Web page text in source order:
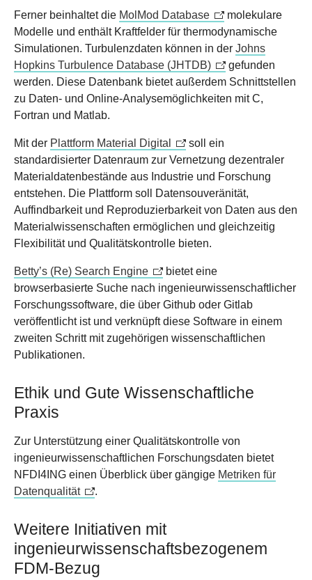
Ferner beinhaltet die MolMod Database
molekulare
Modelle und enthält Kraftfelder für thermodynamische
Simulationen. Turbulenzdaten können in der Johns
Hopkins Turbulence Database (JHTDB)
gefunden
werden. Diese Datenbank bietet außerdem Schnittstellen
zu Daten- und Online-Analysemöglichkeiten mit C,
Fortran und Matlab.
Mit der Plattform Material Digital
soll ein
standardisierter Datenraum zur Vernetzung dezentraler
Materialdatenbestände aus Industrie und Forschung
entstehen. Die Plattform soll Datensouveränität,
Auffindbarkeit und Reproduzierbarkeit von Daten aus den
Materialwissenschaften ermöglichen und gleichzeitig
Flexibilität und Qualitätskontrolle bieten.
Betty’s (Re) Search Engine
bietet eine
browserbasierte Suche nach ingenieurwissenschaftlicher
Forschungssoftware, die über Github oder Gitlab
veröffentlicht ist und verknüpft diese Software in einem
zweiten Schritt mit zugehörigen wissenschaftlichen
Publikationen.
Ethik und Gute Wissenschaftliche
Praxis
Zur Unterstützung einer Qualitätskontrolle von
ingenieurwissenschaftlichen Forschungsdaten bietet
NFDI4ING einen Überblick über gängige Metriken für
Datenqualität
.
Weitere Initiativen mit
ingenieurwissenschaftsbezogenem
FDM-Bezug